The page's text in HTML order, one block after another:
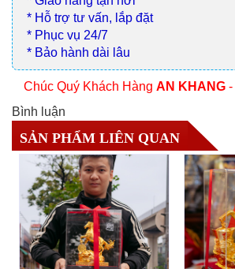
* Hỗ trợ tư vấn, lắp đặt
* Phục vụ 24/7
* Bảo hành dài lâu
Chúc Quý Khách Hàng AN KHANG -
Bình luận
SẢN PHẨM LIÊN QUAN